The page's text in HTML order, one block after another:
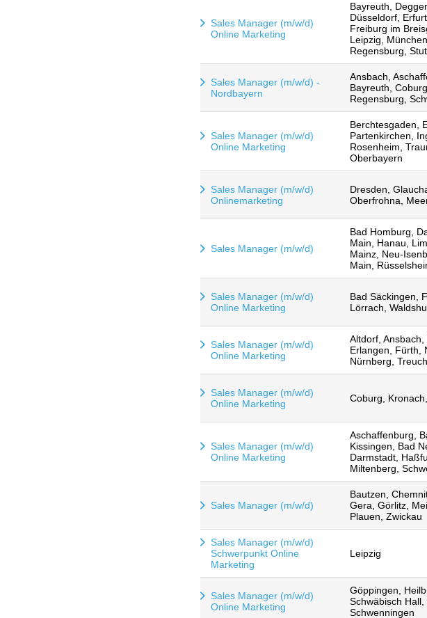
Sales Manager (m/w/d)
Online Marketing
Bayreuth,
Düsseldorf,
Freiburg im
Leipzig,
Regensburg,
Sales Manager (m/w/d) -
Nordbayern
Ansbach,
Bayreuth,
Regensburg,
Sales Manager (m/w/d)
Online Marketing
Berchtesgaden,
Partenkirchen,
Rosenheim,
Oberbayern
Sales Manager (m/w/d)
Onlinemarketing
Dresden,
Oberfrohna,
Sales Manager (m/w/d)
Bad Homburg,
Main, Hanau,
Mainz, Neu-
Main,
Sales Manager (m/w/d)
Online Marketing
Bad Säckingen,
Lörrach,
Sales Manager (m/w/d)
Online Marketing
Altdorf, Ansbach,
Erlangen, Fürth,
Nürnberg,
Sales Manager (m/w/d)
Online Marketing
Coburg,
Sales Manager (m/w/d)
Online Marketing
Aschaffenburg,
Kissingen, Bad
Darmstadt,
Miltenberg,
Sales Manager (m/w/d)
Bautzen,
Gera, Görlitz,
Plauen, Zwickau
Sales Manager (m/w/d)
Schwerpunkt Online
Marketing
Leipzig
Sales Manager (m/w/d)
Online Marketing
Göppingen,
Schwäbisch
Schwenningen